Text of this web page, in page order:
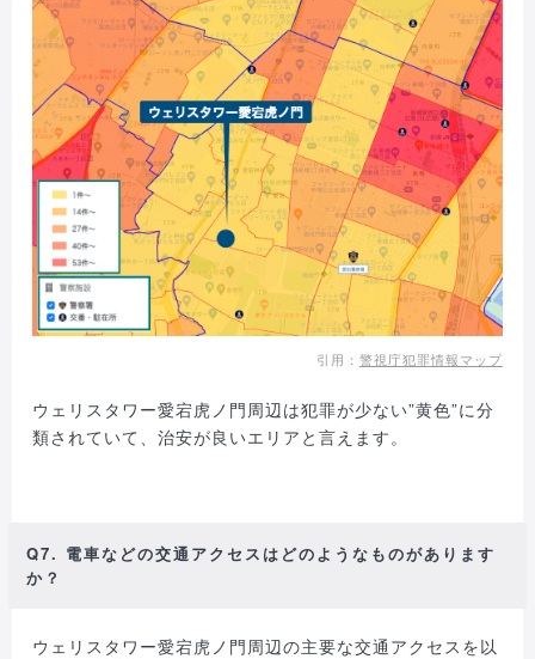
引用： 警視庁犯罪情報マップ
ウェリスタワー愛宕虎ノ門周辺は犯罪が少ない”黄色”に分
類されていて、治安が良いエリアと言えます。
Q7. 電車などの交通アクセスはどのようなものがあります
か？
ウェリスタワー愛宕虎ノ門周辺の主要な交通アクセスを以